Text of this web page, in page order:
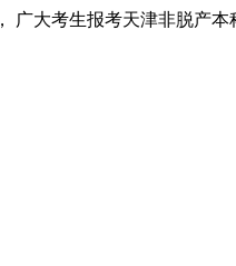
， 广大考生报考天津非脱产